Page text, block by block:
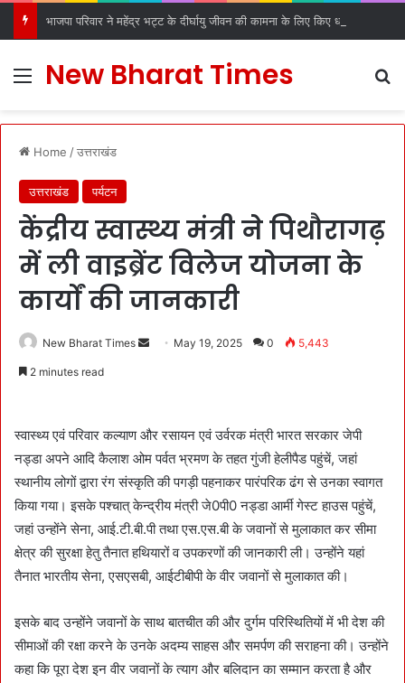
Menu
New Bharat Times
Home /उत्तराखंड
उत्तराखंड पर्यटन
केंद्रीय स्वास्थ्य मंत्री ने पिथौरागढ़
में ली वाइब्रेंट विलेज योजना के
कार्यों की जानकारी
New Bharat Times
a
n
e
a
i
May 19, 2025 0 5,443
2 minutes read
स्वास्थ्य एवं परिवार कल्याण और रसायन एवं उर्वरक मंत्री भारत सरकार जेपी
नड्डा अपने आदि कैलाश ओम पर्वत भ्रमण के तहत गुंजी हेलीपैड पहुंचें, जहां
स्थानीय लोगों द्वारा रंग संस्कृति की पगड़ी पहनाकर पारंपरिक ढंग से उनका स्वागत
किया गया। इसके पश्चात् केन्द्रीय मंत्री जे0पी0 नड्डा आर्मी गेस्ट हाउस पहुंचें,
जहां उन्होंने सेना, आई.टी.बी.पी तथा एस.एस.बी के जवानों से मुलाकात कर सीमा
क्षेत्र की सुरक्षा हेतु तैनात हथियारों व उपकरणों की जानकारी ली। उन्होंने यहां
तैनात भारतीय सेना, एसएसबी, आईटीबीपी के वीर जवानों से मुलाकात की।
इसके बाद उन्होंने जवानों के साथ बातचीत की और दुर्गम परिस्थितियों में भी देश की
सीमाओं की रक्षा करने के उनके अदम्य साहस और समर्पण की सराहना की। उन्होंने
कहा कि पूरा देश इन वीर जवानों के त्याग और बलिदान का सम्मान करता है और